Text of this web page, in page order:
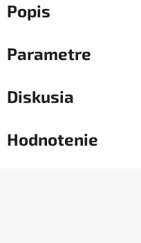
Popis
Parametre
Diskusia
Hodnotenie